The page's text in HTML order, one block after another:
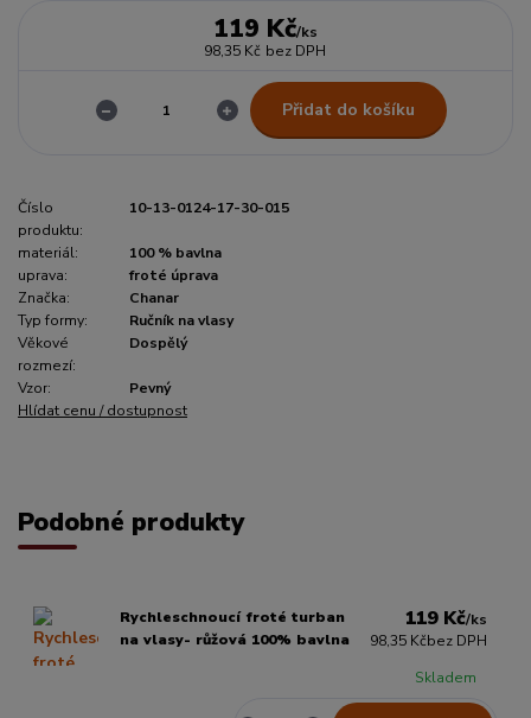
119 Kč/ks
98,35 Kč bez DPH
Přidat do košíku
Číslo
produktu:
10-13-0124-17-30-015
materiál:
100 % bavlna
uprava:
froté úprava
Značka:
Chanar
Typ formy:
Ručník na vlasy
Věkové
rozmezí:
Dospělý
Vzor:
Pevný
Hlídat cenu / dostupnost
Podobné produkty
Rychleschnoucí froté turban
na vlasy- růžová 100% bavlna
119 Kč/ks
98,35 Kčbez DPH
Skladem